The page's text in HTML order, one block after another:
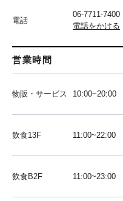
電話
06-7711-7400
電話をかける
営業時間
物販・サービス 10:00~20:00
飲食13F 11:00~22:00
飲食B2F 11:00~23:00